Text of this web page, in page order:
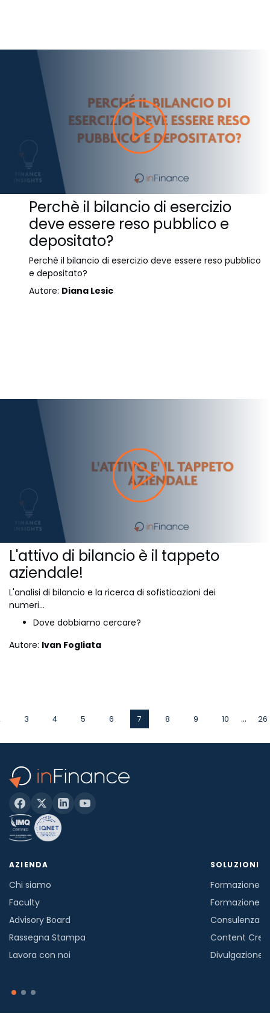
Perchè il bilancio di esercizio
deve essere reso pubblico e
depositato?
Perchè il bilancio di esercizio deve essere reso pubblico
e depositato?
Autore: Diana Lesic
L'attivo di bilancio è il tappeto
aziendale!
L'analisi di bilancio e la ricerca di sofisticazioni dei
numeri...
Dove dobbiamo cercare?
Autore: Ivan Fogliata
3 4 5 6 7 8 9 10 ... 26
AZIENDA
Chi siamo
Faculty
Advisory Board
Rassegna Stampa
Lavora con noi
SOLUZIONI
Formazione
Formazione
Consulenza
Content
Divulgazione